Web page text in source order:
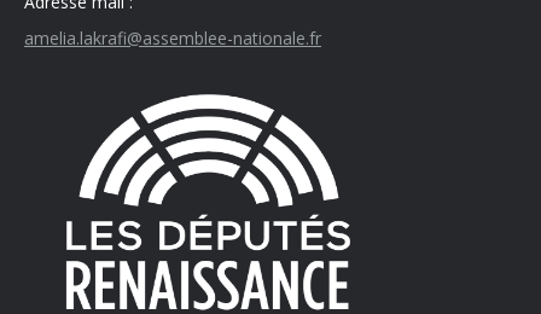
amelia.lakrafi@assemblee-nationale.fr